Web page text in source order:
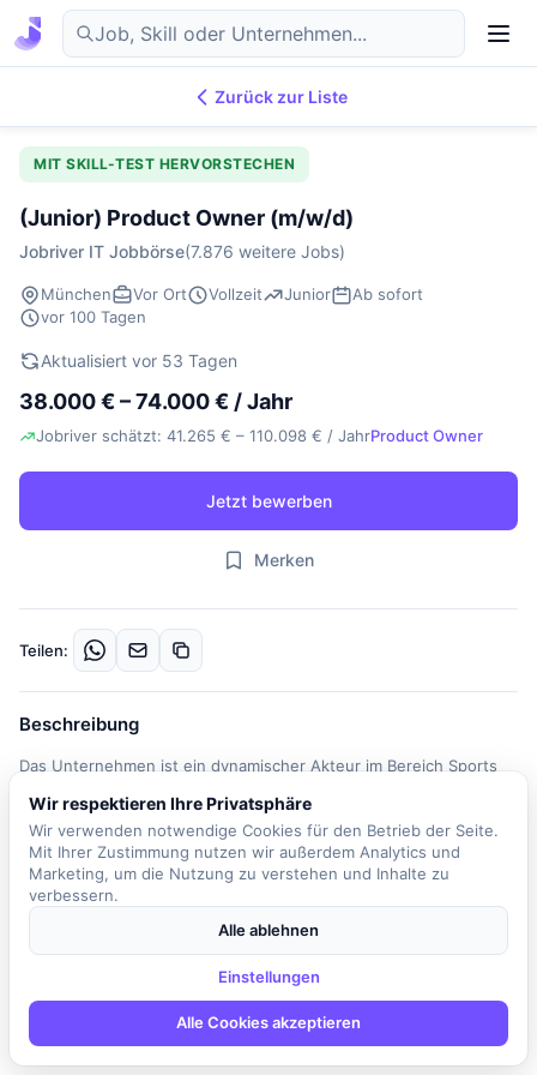
DE
Zurück zur Liste
MIT SKILL-TEST HERVORSTECHEN
(Junior) Product Owner (m/w/d)
Jobriver IT Jobbörse(7.876 weitere Jobs)
München Vor Ort Vollzeit Junior
Ab sofort
vor 100 Tagen
Aktualisiert vor 53 Tagen
38.000 € – 74.000 € / Jahr
Jobriver schätzt: 41.265 € – 110.098 € / JahrProduct Owner
Jetzt bewerben
Merken
Teilen:
Beschreibung
Das Unternehmen ist ein dynamischer Akteur im Bereich Sports
innovative Technik steht. In der Rolle des (Junior) Product
Owners wirst du Teil eines engagierten Teams, das sich der
kontinuierlichen Verbesserung und der Umsetzung
zukunftsorientierter Produktfeatures widmet. Zu deinen
Hauptaufgaben gehört die Unterstützung bei der Konzeption,
Priorisierung und Planung von Produktfeatures in den Bereichen
Frontend, Produktdatenmanagement und Marktplatz-Systemen.
Du wirst eng mit den Backend- und Frontend-Product Ownern
sowie externen Partnern zusammenarbeiten, um Integrationen
Wir respektieren Ihre Privatsphäre
Wir verwenden notwendige Cookies für den Betrieb der Seite.
Mit Ihrer Zustimmung nutzen wir außerdem Analytics und
Marketing, um die Nutzung zu verstehen und Inhalte zu
verbessern.
Alle ablehnen
Einstellungen
Alle Cookies akzeptieren